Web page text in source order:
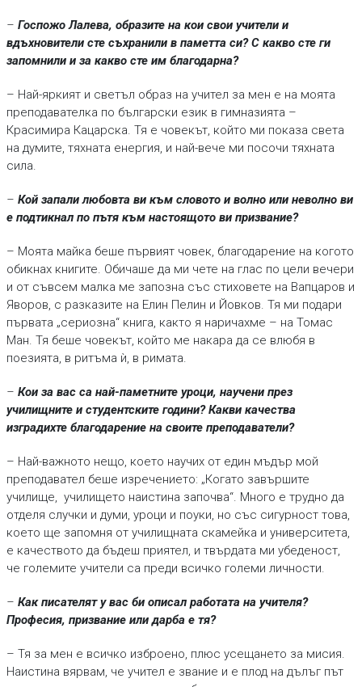
– Госпожо Лалева, образите на кои свои учители и
вдъхновители сте съхранили в паметта си? С какво сте ги
запомнили и за какво сте им благодарна?
– Най-яркият и светъл образ на учител за мен е на моята
преподавателка по български език в гимназията –
Красимира Кацарска. Тя е човекът, който ми показа света
на думите, тяхната енергия, и най-вече ми посочи тяхната
сила.
– Кой запали любовта ви към словото и волно или неволно ви
е подтикнал по пътя към настоящото ви призвание?
– Моята майка беше първият човек, благодарение на когото
обикнах книгите. Обичаше да ми чете на глас по цели вечери
и от съвсем малка ме запозна със стиховете на Вапцаров и
Яворов, с разказите на Елин Пелин и Йовков. Тя ми подари
първата „сериозна“ книга, както я наричахме – на Томас
Ман. Тя беше човекът, който ме накара да се влюбя в
поезията, в ритъма ѝ, в римата.
– Кои за вас са най-паметните уроци, научени през
училищните и студентските години? Какви качества
изградихте благодарение на своите преподаватели?
– Най-важното нещо, което научих от един мъдър мой
преподавател беше изречението: „Когато завършите
училище, училището наистина започва“. Много е трудно да
отделя случки и думи, уроци и поуки, но със сигурност това,
което ще запомня от училищната скамейка и университета,
е качеството да бъдеш приятел, и твърдата ми убеденост,
че големите учители са преди всичко големи личности.
– Как писателят у вас би описал работата на учителя?
Професия, призвание или дарба е тя?
– Тя за мен е всичко изброено, плюс усещането за мисия.
Наистина вярвам, че учител е звание и е плод на дълъг път